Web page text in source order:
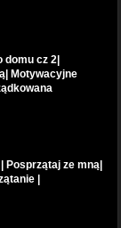
domu cz 2|
Motywacyjne
Posprzątaj ze mną|
|